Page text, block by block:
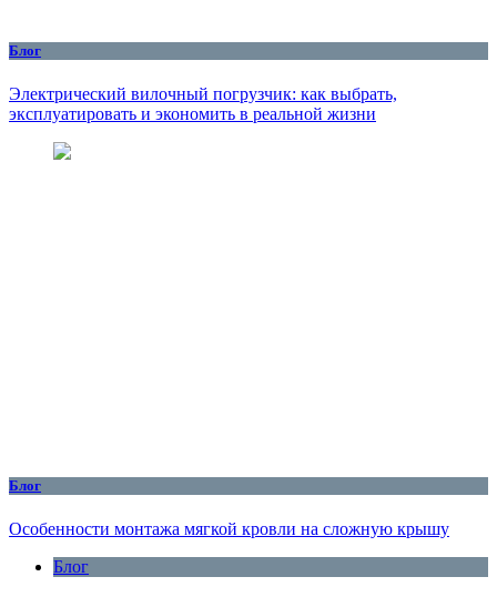
Блог
Электрический вилочный погрузчик: как выбрать,
эксплуатировать и экономить в реальной жизни
Блог
Особенности монтажа мягкой кровли на сложную крышу
Блог